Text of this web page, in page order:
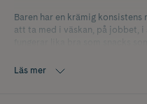
Baren har en krämig konsistens
att ta med i väskan, på jobbet, i
Läs mer